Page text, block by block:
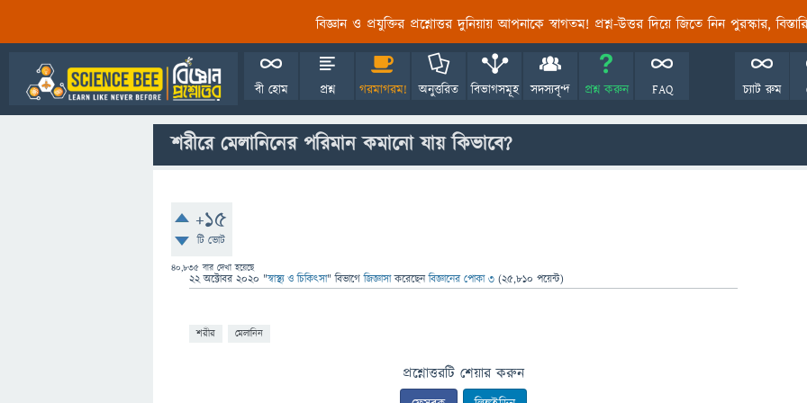
বিজ্ঞান ও প্রযুক্তির প্রশ্নোত্তর দুনিয়ায় আপনাকে স্বাগতম! প্রশ্ন-উত্তর দিয়ে জিতে নিন পুরস্কার,
বী হোম প্রশ্ন গরমাগরম! অনুত্তরিত বিভাগসমূহ সদস্যবৃন্দ প্রশ্ন করুন FAQ চ্যাট রুম
শরীরে মেলানিনের পরিমান কমানো যায় কিভাবে?
+15
টি ভোট
40,835 বার দেখা হয়েছে
22 অক্টোবর 2020 "স্বাস্থ্য ও চিকিৎসা" বিভাগে জিজ্ঞাসাকরেছেনবিজ্ঞানের পোকা ৩ (25,810 পয়েন্ট)
শরীর মেলানিন
প্রশ্নোত্তরটি শেয়ার করুন